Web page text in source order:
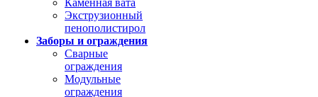
Каменная вата
Экструзионный
пенополистирол
Заборы и ограждения
Сварные
ограждения
Модульные
ограждения